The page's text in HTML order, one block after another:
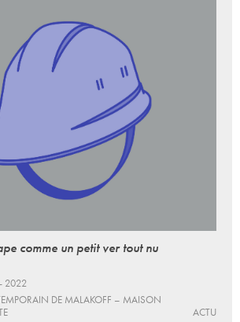
comme un petit ver tout nu
2022
DE MALAKOFF – MAISON
ACTU